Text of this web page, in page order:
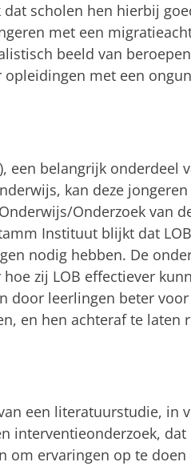
scholen hen hierbij
met een
beeld van
opleidingen met een
een belangrijk onderdeel
kan deze
Onderzoek van
Instituut blijkt dat LOB
nodig hebben. De
zij LOB effectiever
door leerlingen beter
en hen achteraf te laten
een literatuurstudie, in
interventieonderzoek, dat
om ervaringen op te doen